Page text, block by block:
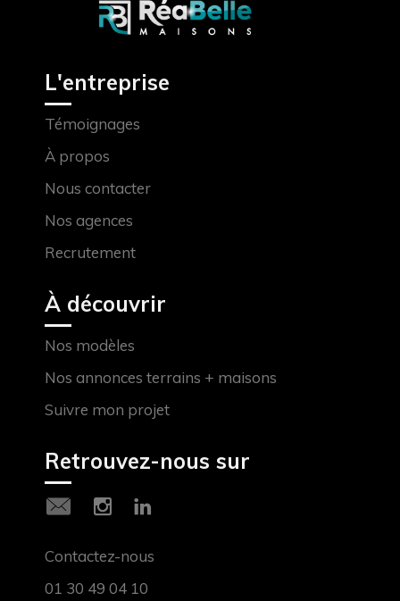
L'entreprise
Témoignages
À propos
Nous contacter
Nos agences
Recrutement
À découvrir
Nos modèles
Nos annonces terrains + maisons
Suivre mon projet
Retrouvez-nous sur
Contactez-nous
01 30 49 04 10